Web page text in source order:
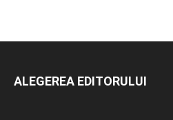
ALEGEREA EDITORULUI